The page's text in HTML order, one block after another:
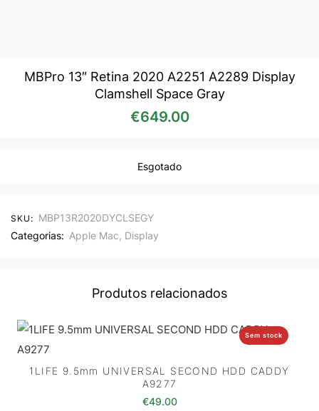
MBPro 13″ Retina 2020 A2251 A2289 Display
Clamshell Space Gray
€649.00
Esgotado
SKU: MBP13R2020DYCLSEGY
Categorias: Apple Mac, Display
Produtos relacionados
Sem stock
1LIFE 9.5mm UNIVERSAL SECOND HDD CADDY
A9277
€49.00